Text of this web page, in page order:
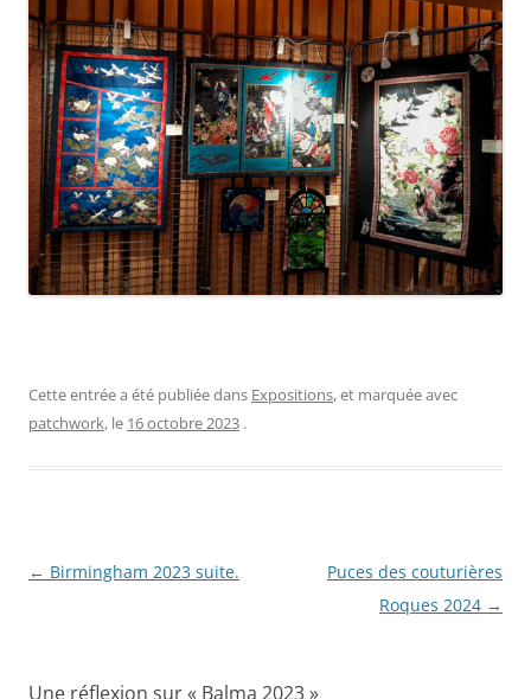
Cette entrée a été publiée dans Expositions, et marquée avec
patchwork, le 16 octobre 2023 .
Navigation
← Birmingham 2023 suite.
Puces des couturières
Roques 2024 →
Une réflexion sur « Balma 2023»